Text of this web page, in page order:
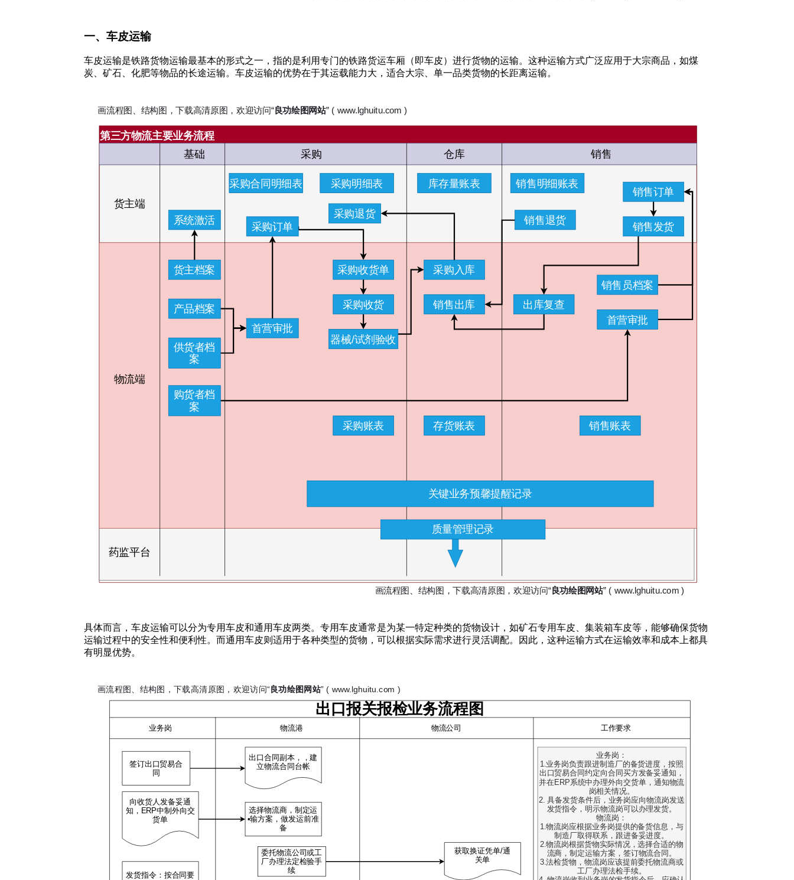
一、车皮运输
车皮运输是铁路货物运输最基本的形式之一，指的是利用专门的铁路货运车厢（即车皮）进行货物的运输。这种运输方式广泛应用于大宗商品，如煤
炭、矿石、化肥等物品的长途运输。车皮运输的优势在于其运载能力大，适合大宗、单一品类货物的长距离运输。
具体而言，车皮运输可以分为专用车皮和通用车皮两类。专用车皮通常是为某一特定种类的货物设计，如矿石专用车皮、集装箱车皮等，能够确保货物
运输过程中的安全性和便利性。而通用车皮则适用于各种类型的货物，可以根据实际需求进行灵活调配。因此，这种运输方式在运输效率和成本上都具
有明显优势。